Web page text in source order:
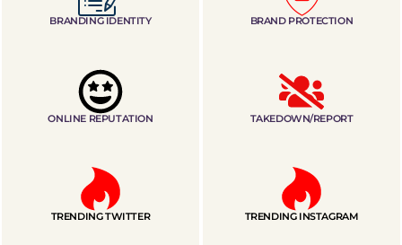
BRANDING IDENTITY BRAND PROTECTION
ONLINE REPUTATION TAKEDOWN/REPORT
TRENDING TWITTER TRENDING INSTAGRAM